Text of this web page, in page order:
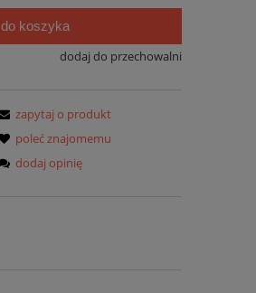
do koszyka
dodaj do przechowalni
zapytaj o produkt
poleć znajomemu
dodaj opinię